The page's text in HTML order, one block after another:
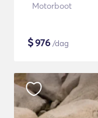
Motorboot
$976 /dag